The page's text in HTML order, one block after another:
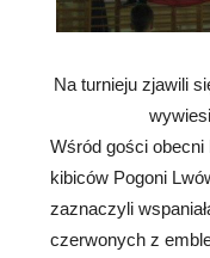
Na turnieju zjawili
Wśród gości
kibiców Pogoni
zaznaczyli
czerwonych z